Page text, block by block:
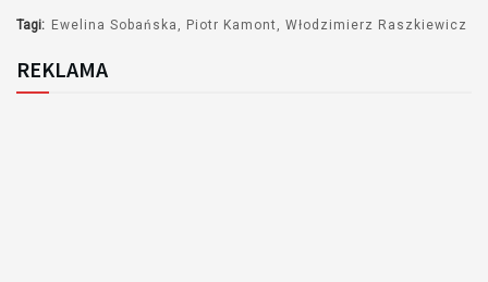
Tagi: Ewelina Sobańska Piotr Kamont Włodzimierz Raszkiewicz
REKLAMA